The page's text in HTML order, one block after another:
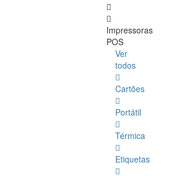
Impressoras
POS
Ver
todos
Cartões
Portátil
Térmica
Etiquetas